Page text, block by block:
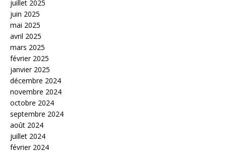
juillet 2025
juin 2025
mai 2025
avril 2025
mars 2025
février 2025
janvier 2025
décembre 2024
novembre 2024
octobre 2024
septembre 2024
août 2024
juillet 2024
février 2024